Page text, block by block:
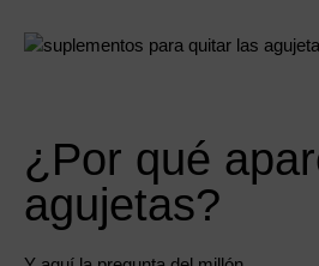
¿Por qué
agujetas?